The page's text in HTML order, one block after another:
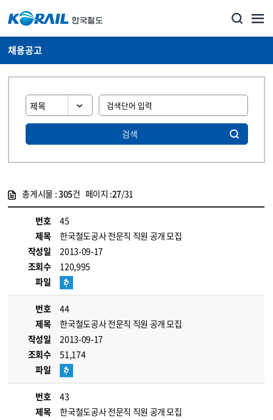
채용공고
검색
총게시물 :305건 페이지 :27/31
번호
45
제목
한국철도공사 전문직 직원 공개 모집
작성일
2013-09-17
조회수
120,995
파일
번호
44
제목
한국철도공사 전문직 직원 공개 모집
작성일
2013-09-17
조회수
51,174
파일
번호
43
제목
한국철도공사 전문직 직원 공개 모집